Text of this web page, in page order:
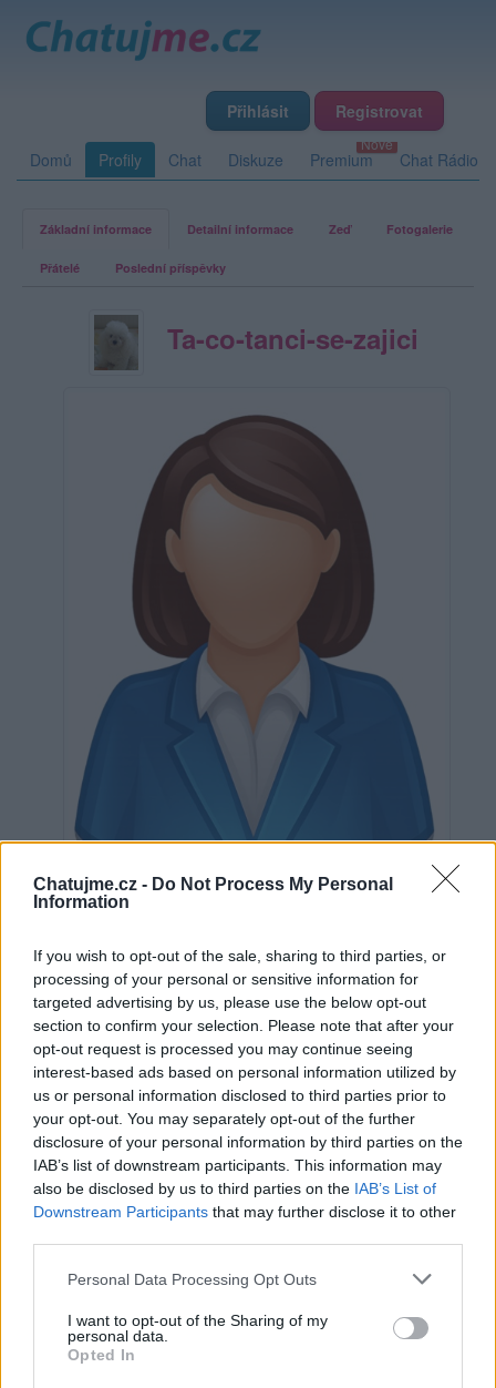
Chatujme.cz - Do Not Process My Personal
Information
If you wish to opt-out of the sale, sharing to third parties, or
processing of your personal or sensitive information for
targeted advertising by us, please use the below opt-out
section to confirm your selection. Please note that after your
opt-out request is processed you may continue seeing
interest-based ads based on personal information utilized by
us or personal information disclosed to third parties prior to
your opt-out. You may separately opt-out of the further
disclosure of your personal information by third parties on the
IAB’s list of downstream participants. This information may
also be disclosed by us to third parties on the IAB’s List of
Downstream Participants that may further disclose it to other
Personal Data Processing Opt Outs
I want to opt-out of the Sharing of my
personal data.
Opted In
Přihlásit Registrovat
Domů Profily Chat Diskuze Premium Chat Rádio
Základní informace Detailní informace Zeď Fotogalerie
Přátelé Poslední příspěvky
Ta-co-tanci-se-zajici
Neověřeno
0 uživatelům se líbí
Věk: 56
Země:
Kontakt
Napsat uživateli vzkaz
Online: Není nikde online
Naposledy aktivní
: 18.05.2026 20:06
Prochatováno: 4.22 hod.